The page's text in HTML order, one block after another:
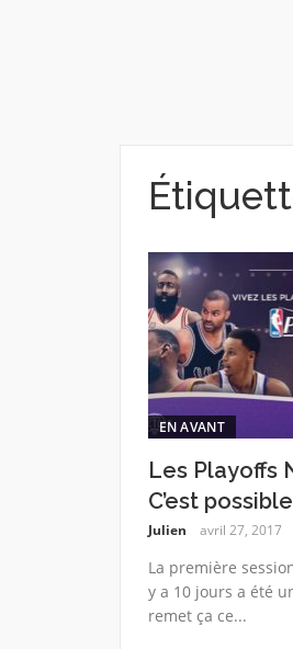
EN AVANT
Les Playoffs
C’est
Julien avril 27, 2017
La première
y a 10 jours a été
remet ça ce...